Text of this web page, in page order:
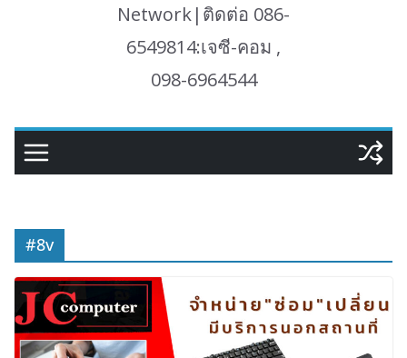
Network|ติดต่อ 086-
6549814:เจซี-คอม ,
098-6964544
#8v